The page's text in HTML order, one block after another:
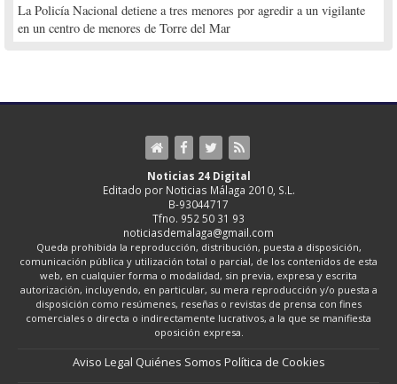
La Policía Nacional detiene a tres menores por agredir a un vigilante
en un centro de menores de Torre del Mar
Noticias 24 Digital
Editado por Noticias Málaga 2010, S.L.
B-93044717
Tfno. 952 50 31 93
noticiasdemalaga@gmail.com
Queda prohibida la reproducción, distribución, puesta a disposición,
comunicación pública y utilización total o parcial, de los contenidos de esta
web, en cualquier forma o modalidad, sin previa, expresa y escrita
autorización, incluyendo, en particular, su mera reproducción y/o puesta a
disposición como resúmenes, reseñas o revistas de prensa con fines
comerciales o directa o indirectamente lucrativos, a la que se manifiesta
oposición expresa.
Aviso Legal Quiénes Somos Política de Cookies